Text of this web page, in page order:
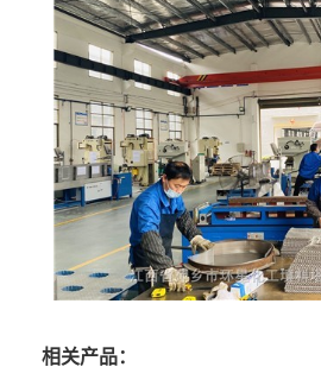
相关产品：